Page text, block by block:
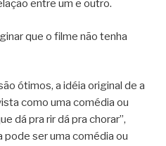
entre um e outro.
que o filme não tenha
ótimos, a idéia original de a
como uma comédia ou
dá pra rir dá pra chorar”,
pode ser uma comédia ou